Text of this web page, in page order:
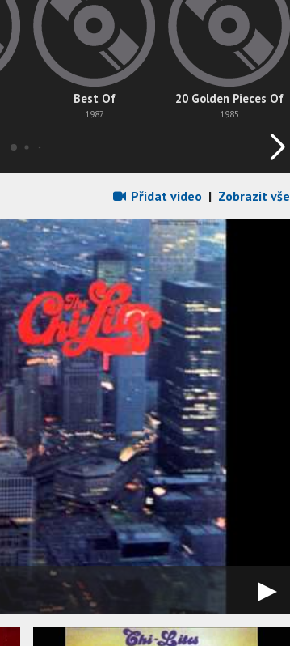
Best Of
1987
20 Golden Pieces Of
1985
Přidat video | Zobrazit vše